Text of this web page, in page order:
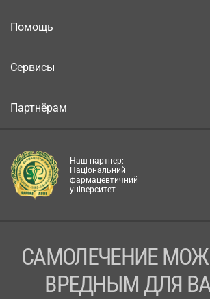
Помощь
Сервисы
Партнёрам
Наш партнер:
Національний
фармацевтичний
університет
САМОЛЕЧЕНИЕ
ВРЕДНЫМ ДЛЯ